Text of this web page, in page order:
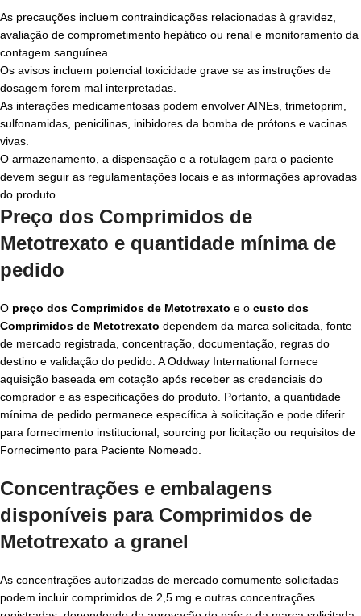
As precauções incluem contraindicações relacionadas à gravidez,
avaliação de comprometimento hepático ou renal e monitoramento da
contagem sanguínea.
Os avisos incluem potencial toxicidade grave se as instruções de
dosagem forem mal interpretadas.
As interações medicamentosas podem envolver AINEs, trimetoprim,
sulfonamidas, penicilinas, inibidores da bomba de prótons e vacinas
vivas.
O armazenamento, a dispensação e a rotulagem para o paciente
devem seguir as regulamentações locais e as informações aprovadas
do produto.
Preço dos Comprimidos de
Metotrexato e quantidade mínima de
pedido
O preço dos Comprimidos de Metotrexato e o custo dos
Comprimidos de Metotrexato dependem da marca solicitada, fonte
de mercado registrada, concentração, documentação, regras do
destino e validação do pedido. A Oddway International fornece
aquisição baseada em cotação após receber as credenciais do
comprador e as especificações do produto. Portanto, a quantidade
mínima de pedido permanece específica à solicitação e pode diferir
para fornecimento institucional, sourcing por licitação ou requisitos de
Fornecimento para Paciente Nomeado.
Concentrações e embalagens
disponíveis para Comprimidos de
Metotrexato a granel
As concentrações autorizadas de mercado comumente solicitadas
podem incluir comprimidos de 2,5 mg e outras concentrações